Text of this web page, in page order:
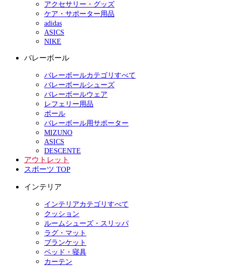
アクセサリー・グッズ
ケア・サポーター用品
adidas
ASICS
NIKE
バレーボール
バレーボールカテゴリすべて
バレーボールシューズ
バレーボールウェア
レフェリー用品
ボール
バレーボール用サポーター
MIZUNO
ASICS
DESCENTE
アウトレット
スポーツ TOP
インテリア
インテリアカテゴリすべて
クッション
ルームシューズ・スリッパ
ラグ・マット
ブランケット
ベッド・寝具
カーテン